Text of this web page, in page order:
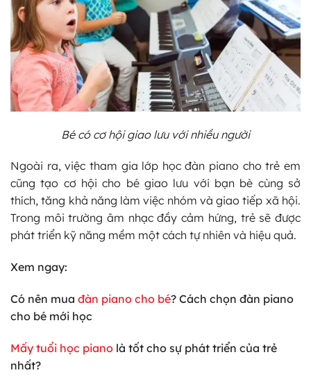
Bé có cơ hội giao lưu với nhiều người
Ngoài ra, việc tham gia lớp học đàn piano cho trẻ em
cũng tạo cơ hội cho bé giao lưu với bạn bè cùng sở
thích, tăng khả năng làm việc nhóm và giao tiếp xã hội.
Trong môi trường âm nhạc đầy cảm hứng, trẻ sẽ được
phát triển kỹ năng mềm một cách tự nhiên và hiệu quả.
Xem ngay:
Có nên mua đàn piano cho bé? Cách chọn đàn piano
cho bé mới học
Mấy tuổi học piano là tốt cho sự phát triển của trẻ
nhất?